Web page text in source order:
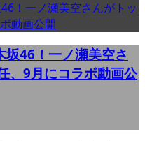
46！一ノ瀬美空さ
、9月にコラボ動画公